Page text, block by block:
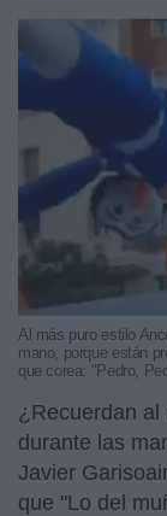
Al más puro estilo
mano, porque están
que corea: "Pedro,
¿Recuerdan al
durante las
Javier
que "Lo del